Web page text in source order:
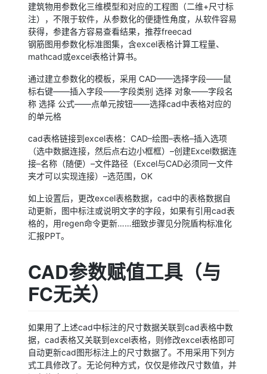
建筑物用参数化三维模型和对应的工程图（二维+尺寸标
注），不限于软件，从参数化的便捷性角度，从软件容易
获得，参建各方容易查看结果，推荐freecad
钢筋图用参数化标准图集，含excel表格计算工程量、
mathcad或excel表格计算书。
通过建立参数化的模板，采用 CAD——选择字段——鼠
标右键——插入字段——字段类别 选择 对象——字段名
称 选择 公式——点单元按钮——选择cad中表格对应的
的单元格
cad表格链接到excel表格：CAD–绘图–表格–插入选项
（选中数据连接，然后点右边小框框）–创建Excel数据连
接–名称（随便）–文件路径（Excel与CAD必须同一文件
夹才可以实现连接）–选范围，OK
如上设置后，更改excel表格数据，cad中的表格数据自
动更新，图中标注或说明文字的字段，如果有引用cad表
格的，用regen命令更新……细致步骤见分院盾构标准化
汇报PPT。
CAD参数赋值工具（与
FC无关）
如果用了上述cad中标注的尺寸数据关联到cad表格中数
据，cad表格又关联到excel表格，则修改excel表格即可
自动更新cad图形标注上的尺寸数据了。不用采用下列方
式工具修改了。无论何种方式，仅仅是修改尺寸数值，并